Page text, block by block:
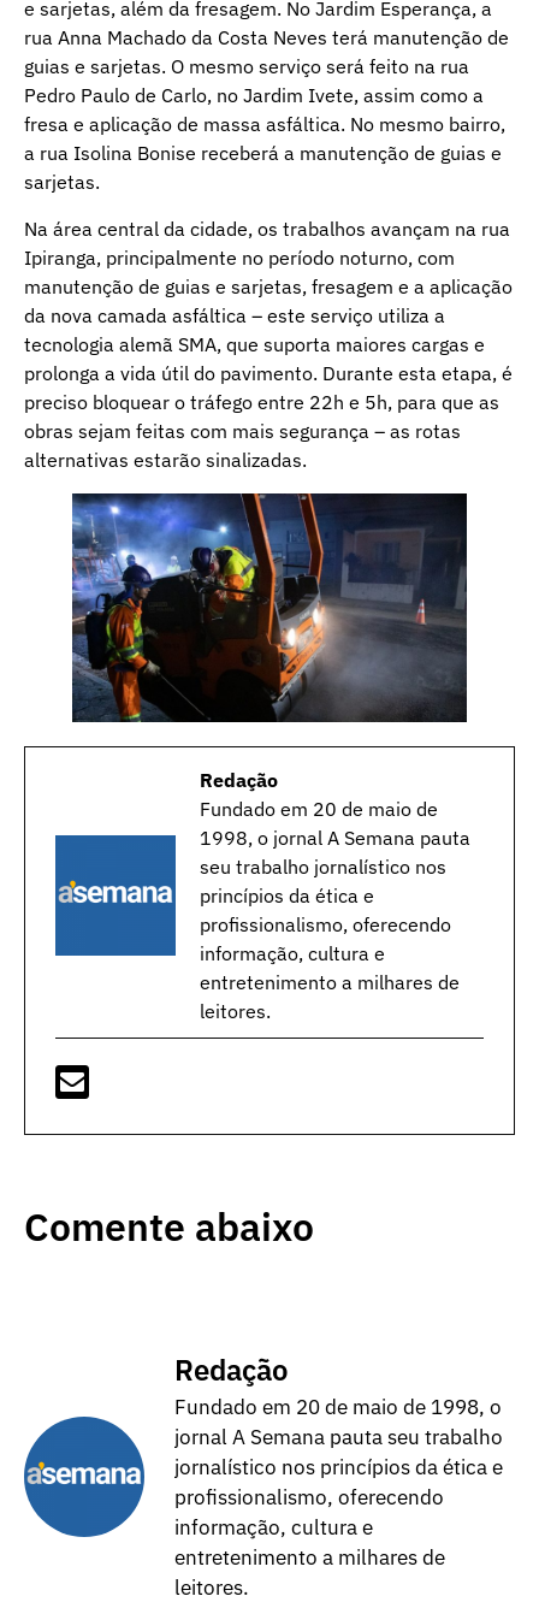
e sarjetas, além da fresagem. No Jardim Esperança, a
rua Anna Machado da Costa Neves terá manutenção de
guias e sarjetas. O mesmo serviço será feito na rua
Pedro Paulo de Carlo, no Jardim Ivete, assim como a
fresa e aplicação de massa asfáltica. No mesmo bairro,
a rua Isolina Bonise receberá a manutenção de guias e
sarjetas.
Na área central da cidade, os trabalhos avançam na rua
Ipiranga, principalmente no período noturno, com
manutenção de guias e sarjetas, fresagem e a aplicação
da nova camada asfáltica – este serviço utiliza a
tecnologia alemã SMA, que suporta maiores cargas e
prolonga a vida útil do pavimento. Durante esta etapa, é
preciso bloquear o tráfego entre 22h e 5h, para que as
obras sejam feitas com mais segurança – as rotas
alternativas estarão sinalizadas.
Redação
Fundado em 20 de maio de
1998, o jornal A Semana pauta
seu trabalho jornalístico nos
princípios da ética e
profissionalismo, oferecendo
informação, cultura e
entretenimento a milhares de
leitores.
Comente abaixo
Redação
Fundado em 20 de maio de 1998, o
jornal A Semana pauta seu trabalho
jornalístico nos princípios da ética e
profissionalismo, oferecendo
informação, cultura e
entretenimento a milhares de
leitores.